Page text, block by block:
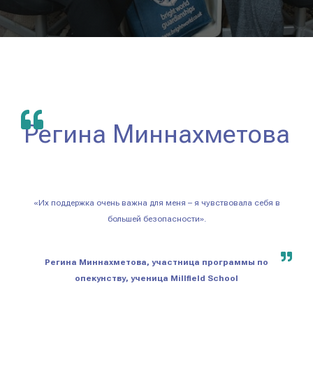
Регина Миннахметова
«Их поддержка очень важна для меня – я чувствовала себя в
большей безопасности».
Регина Миннахметова, участница программы по
опекунству, ученица Millfield School